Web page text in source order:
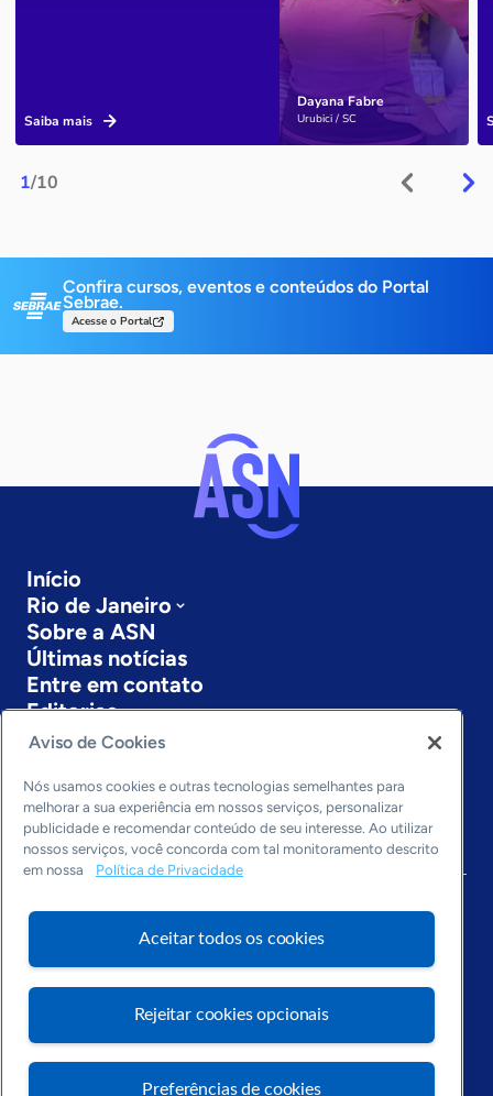
1/10
Dayana Fabre
Urubici / SC
Saiba mais
Confira cursos, eventos e conteúdos do Portal
Sebrae.
Acesse o Portal
Início
Rio de Janeiro
Sobre a ASN
Últimas notícias
Entre em contato
Editorias
Economia & Política
Inovação & Tecnologia
Cultura empreendedora
Dados
Arquivo
Aviso de Cookies
Nós usamos cookies e outras tecnologias semelhantes para
melhorar a sua experiência em nossos serviços, personalizar
publicidade e recomendar conteúdo de seu interesse. Ao utilizar
nossos serviços, você concorda com tal monitoramento descrito
em nossa
Política de Privacidade
Aceitar todos os cookies
Rejeitar cookies opcionais
Preferências de cookies